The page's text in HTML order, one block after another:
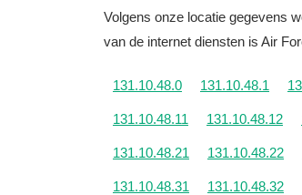
Volgens onze locatie gegevens
van de internet diensten is Air
131.10.48.0 131.10.48.1
131.10.48.11 131.10.48.12
131.10.48.21 131.10.48.22
131.10.48.31 131.10.48.32